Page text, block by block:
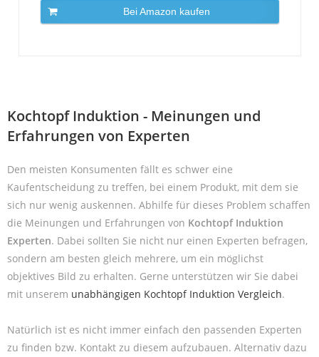
Bei Amazon kaufen
Kochtopf Induktion - Meinungen und
Erfahrungen von Experten
Den meisten Konsumenten fällt es schwer eine
Kaufentscheidung zu treffen, bei einem Produkt, mit dem sie
sich nur wenig auskennen. Abhilfe für dieses Problem schaffen
die Meinungen und Erfahrungen von Kochtopf Induktion
Experten. Dabei sollten Sie nicht nur einen Experten befragen,
sondern am besten gleich mehrere, um ein möglichst
objektives Bild zu erhalten. Gerne unterstützen wir Sie dabei
mit unserem unabhängigen Kochtopf Induktion Vergleich.
Natürlich ist es nicht immer einfach den passenden Experten
zu finden bzw. Kontakt zu diesem aufzubauen. Alternativ dazu